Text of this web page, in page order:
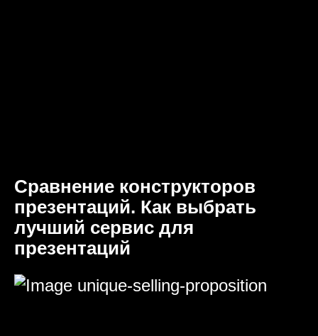
Сравнение конструкторов
презентаций. Как выбрать
лучший сервис для
презентаций